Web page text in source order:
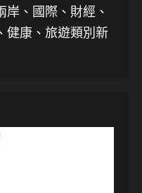
、國際、財經、
健康、旅遊類別新